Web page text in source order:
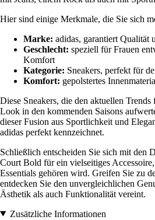
Hier sind einige Merkmale, die Sie sich
Marke: adidas, garantiert Qualität
Geschlecht: speziell für Frauen
Komfort
Kategorie: Sneakers, perfekt für
Komfort: gepolstertes
Diese Sneakers, die den aktuellen
Look in den kommenden Saisons
dieser Fusion aus Sportlichkeit und
adidas perfekt kennzeichnet.
Schließlich entscheiden Sie sich mit den
Court Bold für ein vielseitiges
Essentials gehören wird. Greifen Sie zu
entdecken Sie den unvergleichlichen
Ästhetik als auch Funktionalität vereint.
Zusätzliche Informationen